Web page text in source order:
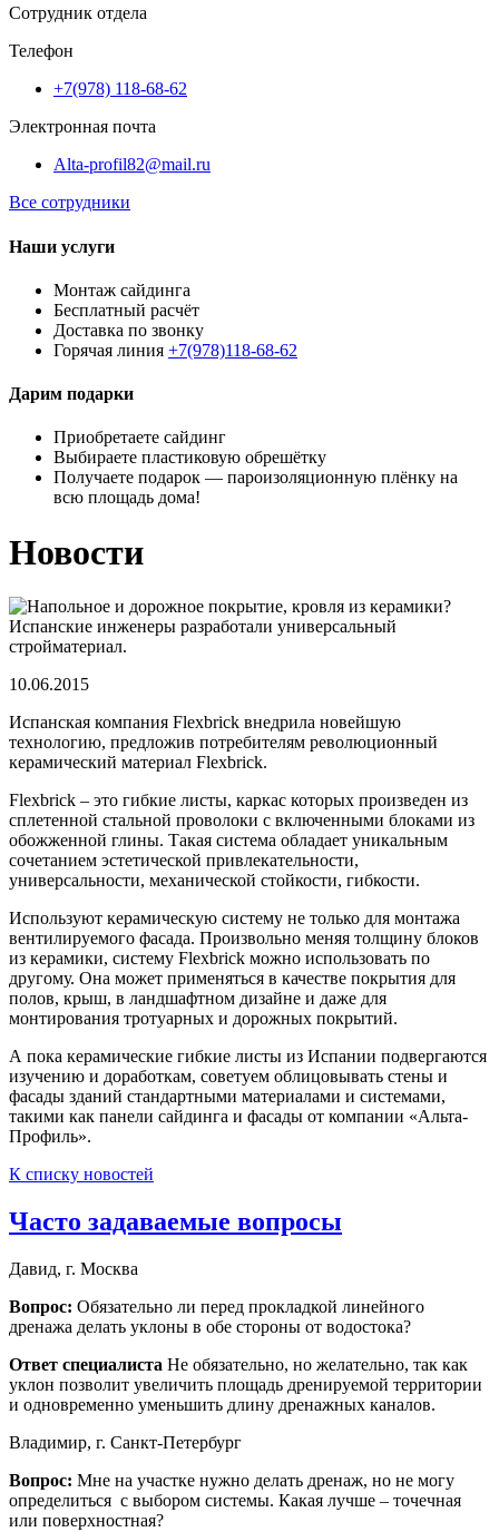
Сотрудник отдела
Телефон
+7(978) 118-68-62
Электронная почта
Alta-profil82@mail.ru
Все сотрудники
Наши услуги
Монтаж сайдинга
Бесплатный расчёт
Доставка по звонку
Горячая линия +7(978)118-68-62
Дарим подарки
Приобретаете сайдинг
Выбираете пластиковую обрешётку
Получаете подарок — пароизоляционную плёнку на
всю площадь дома!
Новости
10.06.2015
Испанская компания Flexbrick внедрила новейшую
технологию, предложив потребителям революционный
керамический материал Flexbrick.
Flexbrick – это гибкие листы, каркас которых произведен из
сплетенной стальной проволоки с включенными блоками из
обожженной глины. Такая система обладает уникальным
сочетанием эстетической привлекательности,
универсальности, механической стойкости, гибкости.
Используют керамическую систему не только для монтажа
вентилируемого фасада. Произвольно меняя толщину блоков
из керамики, систему Flexbrick можно использовать по
другому. Она может применяться в качестве покрытия для
полов, крыш, в ландшафтном дизайне и даже для
монтирования тротуарных и дорожных покрытий.
А пока керамические гибкие листы из Испании подвергаются
изучению и доработкам, советуем облицовывать стены и
фасады зданий стандартными материалами и системами,
такими как панели сайдинга и фасады от компании «Альта-
Профиль».
К списку новостей
Часто задаваемые вопросы
Давид, г. Москва
Вопрос: Обязательно ли перед прокладкой линейного
дренажа делать уклоны в обе стороны от водостока?
Ответ специалиста Не обязательно, но желательно, так как
уклон позволит увеличить площадь дренируемой территории
и одновременно уменьшить длину дренажных каналов.
Владимир, г. Санкт-Петербург
Вопрос: Мне на участке нужно делать дренаж, но не могу
определиться с выбором системы. Какая лучше – точечная
или поверхностная?